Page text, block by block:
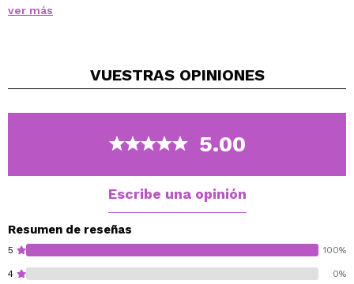
un color duradero de alta intensidad.
ver más
VUESTRAS OPINIONES
5.00
Escribe una opinión
Resumen de reseñas
5 100%
4 0%